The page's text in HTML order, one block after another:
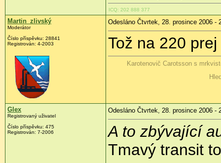
ICQ: 202 888 377
Martin_zlivský
Moderátor
Číslo příspěvku: 28841
Registrován: 4-2003
Odesláno Čtvrtek, 28. prosince 2006 -
Tož na 220
Karotenovič Carotsson s
Glex
Registrovaný uživatel
Číslo příspěvku: 475
Registrován: 7-2006
Odesláno Čtvrtek, 28. prosince 2006 -
A to zbývající
Tmavý transit